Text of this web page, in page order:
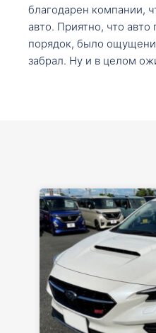
благодарен компании,
авто. Приятно, что
порядок, было
забрал. Ну и в целом